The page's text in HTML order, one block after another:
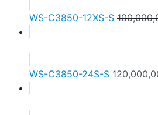
WS-C3850-12XS-S
WS-C3850-24S-S